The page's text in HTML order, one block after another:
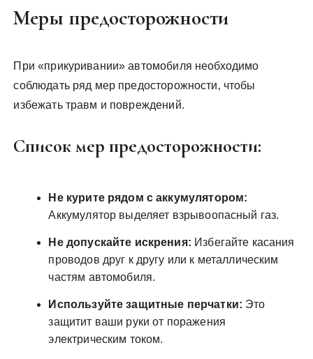
Меры предосторожности
При «прикуривании» автомобиля необходимо
соблюдать ряд мер предосторожности‚ чтобы
избежать травм и повреждений.
Список мер предосторожности:
Не курите рядом с аккумулятором:
Аккумулятор выделяет взрывоопасный газ.
Не допускайте искрения: Избегайте касания
проводов друг к другу или к металлическим
частям автомобиля.
Используйте защитные перчатки: Это
защитит ваши руки от поражения
электрическим током.